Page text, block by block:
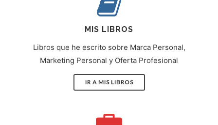
MIS LIBROS
Libros que he escrito sobre Marca Personal,
Marketing Personal y Oferta Profesional
IR A MIS LIBROS